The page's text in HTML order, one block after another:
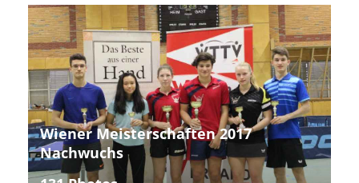
Wiener Meisterschaften 2017
Nachwuchs